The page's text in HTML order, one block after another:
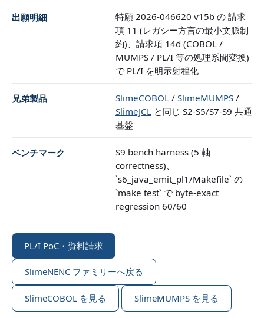
出願明細
特願 2026-046620 v15b の 請求
項 11 (レガシー方言の最小文脈制
約)、請求項 14d (COBOL /
MUMPS / PL/I 等の処理系間変換)
で PL/I を明示射程化
兄弟製品 SlimeCOBOL / SlimeMUMPS /
SlimeJCL と同じ S2-S5/S7-S9 共通
基盤
ベンチマーク
S9 bench harness (5 軸
correctness)、
`s6_java_emit_pl1/Makefile` の
`make test` で byte-exact
regression 60/60
PL/I PoC・資料請求
SlimeNENC ファミリーへ戻る
SlimeCOBOL を見る SlimeMUMPS を見る